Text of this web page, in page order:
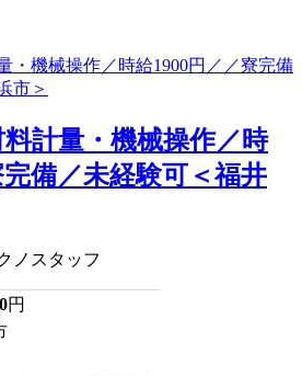
料計量・機械操作／時
備／未経験可＜福井
ノスタッフ
円